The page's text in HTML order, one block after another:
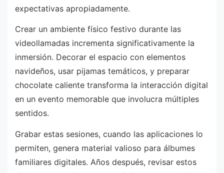
expectativas apropiadamente.
Crear un ambiente físico festivo durante las
videollamadas incrementa significativamente la
inmersión. Decorar el espacio con elementos
navideños, usar pijamas temáticos, y preparar
chocolate caliente transforma la interacción digital
en un evento memorable que involucra múltiples
sentidos.
Grabar estas sesiones, cuando las aplicaciones lo
permiten, genera material valioso para álbumes
familiares digitales. Años después, revisar estos